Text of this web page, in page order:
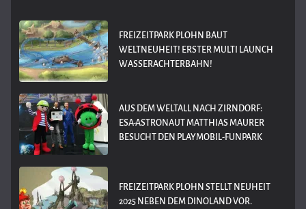
FREIZEITPARK PLOHN BAUT
WELTNEUHEIT! ERSTER MULTI LAUNCH
WASSERACHTERBAHN!
AUS DEM WELTALL NACH ZIRNDORF:
ESA-ASTRONAUT MATTHIAS MAURER
BESUCHT DEN PLAYMOBIL-FUNPARK
FREIZEITPARK PLOHN STELLT NEUHEIT
2025 NEBEN DEM DINOLAND VOR.